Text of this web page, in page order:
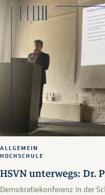
HSVN unterwegs: Dr.
ALLGEMEIN
HOCHSCHULE
Demokratiekonferenz in der